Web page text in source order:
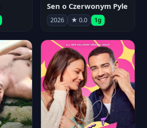
Sen o Czerwonym Pyle
2026 ★ 0.0 1g